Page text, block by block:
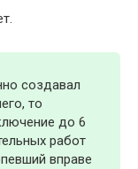
создавал
то
до 6
работ
вправе